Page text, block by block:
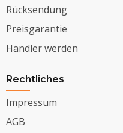
Rücksendung
Preisgarantie
Händler werden
Rechtliches
Impressum
AGB